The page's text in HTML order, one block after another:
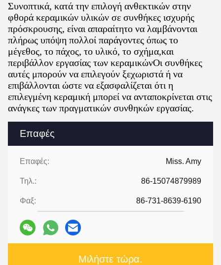
Επαφές
Επαφές: Miss. Amy
Τηλ.: 86-15074879989
Φαξ: 86-731-8639-6190
Μιλήστε τώρα.
Συνοπτικά, κατά την επιλογή ανθεκτικών στην
φθορά κεραμικών υλικών σε συνθήκες ισχυρής
πρόσκρουσης, είναι απαραίτητο να λαμβάνονται
πλήρως υπόψη πολλοί παράγοντες όπως το
μέγεθος, το πάχος, το υλικό, το σχήμα,και
περιβάλλον εργασίας των κεραμικώνΟι συνθήκες
αυτές μπορούν να επιλεγούν ξεχωριστά ή να
επιβάλλονται ώστε να εξασφαλίζεται ότι η
επιλεγμένη κεραμική μπορεί να ανταποκρίνεται στις
ανάγκες των πραγματικών συνθηκών εργασίας.